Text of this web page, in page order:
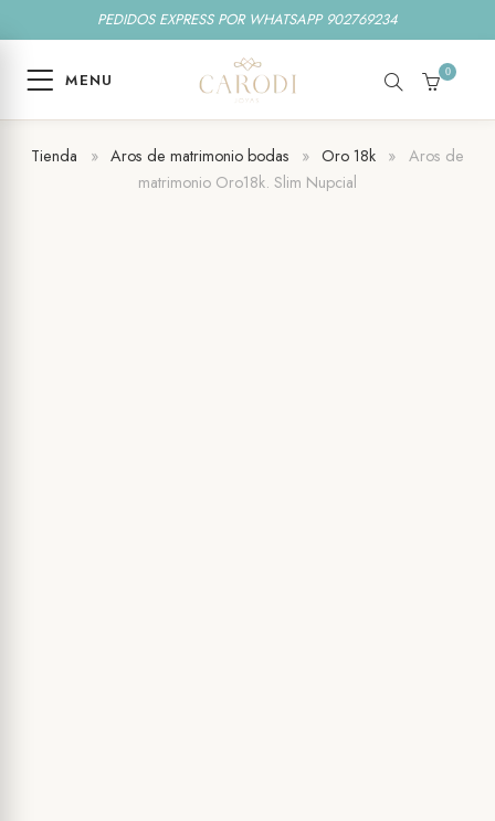
PEDIDOS EXPRESS POR WHATSAPP 902769234
MENU
SEARCH
0
Tienda » Aros de matrimonio bodas » Oro 18k » Aros de
matrimonio Oro18k. Slim Nupcial